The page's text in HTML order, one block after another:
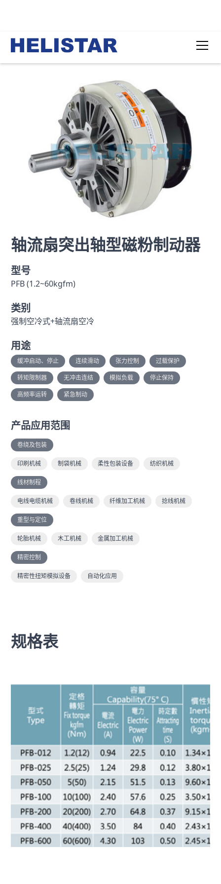
首页 产品 轴流扇突出轴型磁粉制动器
轴流扇突出轴型磁粉制动器
型号
PFB (1.2~60kgfm)
类别
强制空冷式+轴流扇空冷
用途
缓冲启动、停止 连续滑动 张力控制
过载保护
转矩限制器
无冲击连结 模拟负载
停止保持
高频率运转
紧急制动
产品应用范围
卷绕及包装
印刷机械 制袋机械 柔性包装设备 纺织机械
线材制程
电线电缆机械 卷线机械 纤维加工机械 捻线机械
重型与定位
轮胎机械 木工机械 金属加工机械
精密控制
精密性扭矩模拟设备 自动化应用
规格表